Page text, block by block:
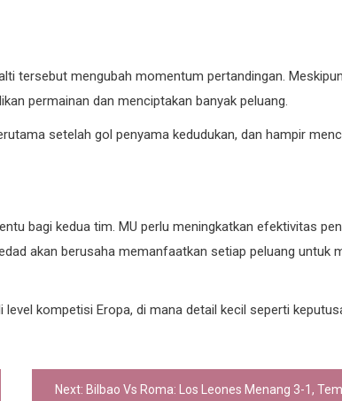
tersebut mengubah momentum pertandingan.
permainan dan menciptakan banyak peluang.
setelah gol penyama kedudukan, dan hampir
bagi kedua tim. MU perlu meningkatkan efektivitas
akan berusaha memanfaatkan setiap peluang untuk
kompetisi Eropa, di mana detail kecil seperti
Next: Bilbao Vs Roma: Los Leones Menang 3-1, Tembus